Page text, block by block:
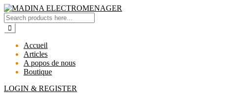
Accueil
Articles
A popos de nous
Boutique
LOGIN & REGISTER